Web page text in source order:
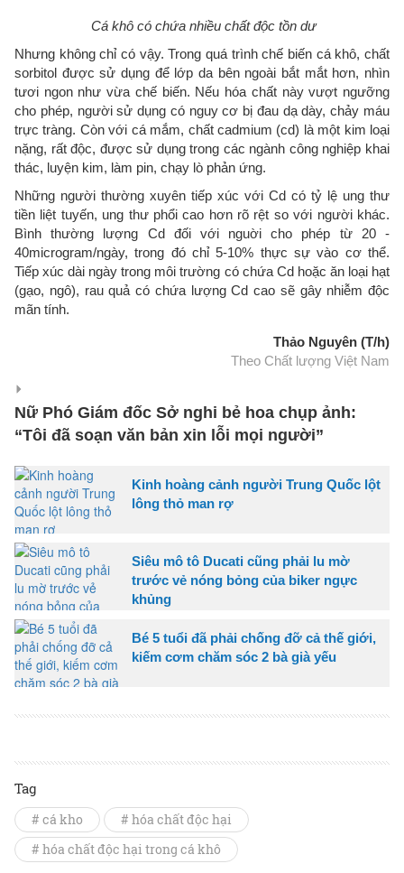
Cá khô có chứa nhiều chất độc tồn dư
Nhưng không chỉ có vậy. Trong quá trình chế biến cá khô, chất
sorbitol được sử dụng để lớp da bên ngoài bắt mắt hơn, nhìn
tươi ngon như vừa chế biến. Nếu hóa chất này vượt ngưỡng
cho phép, người sử dụng có nguy cơ bị đau dạ dày, chảy máu
trực tràng. Còn với cá mắm, chất cadmium (cd) là một kim loại
nặng, rất độc, được sử dụng trong các ngành công nghiệp khai
thác, luyện kim, làm pin, chạy lò phản ứng.
Những người thường xuyên tiếp xúc với Cd có tỷ lệ ung thư
tiền liệt tuyến, ung thư phổi cao hơn rõ rệt so với người khác.
Bình thường lượng Cd đối với nguời cho phép từ 20 -
40microgram/ngày, trong đó chỉ 5-10% thực sự vào cơ thể.
Tiếp xúc dài ngày trong môi trường có chứa Cd hoặc ăn loại hạt
(gạo, ngô), rau quả có chứa lượng Cd cao sẽ gây nhiễm độc
mãn tính.
Thảo Nguyên (T/h)
Theo Chất lượng Việt Nam
Nữ Phó Giám đốc Sở nghi bẻ hoa chụp ảnh:
“Tôi đã soạn văn bản xin lỗi mọi người”
Kinh hoàng cảnh người Trung Quốc lột
lông thỏ man rợ
Siêu mô tô Ducati cũng phải lu mờ
trước vẻ nóng bỏng của biker ngực
khủng
Bé 5 tuổi đã phải chống đỡ cả thế giới,
kiếm cơm chăm sóc 2 bà già yếu
Tag
# cá kho
# hóa chất độc hại
# hóa chất độc hại trong cá khô